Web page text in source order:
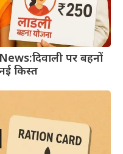
पर बहनों
किस्त